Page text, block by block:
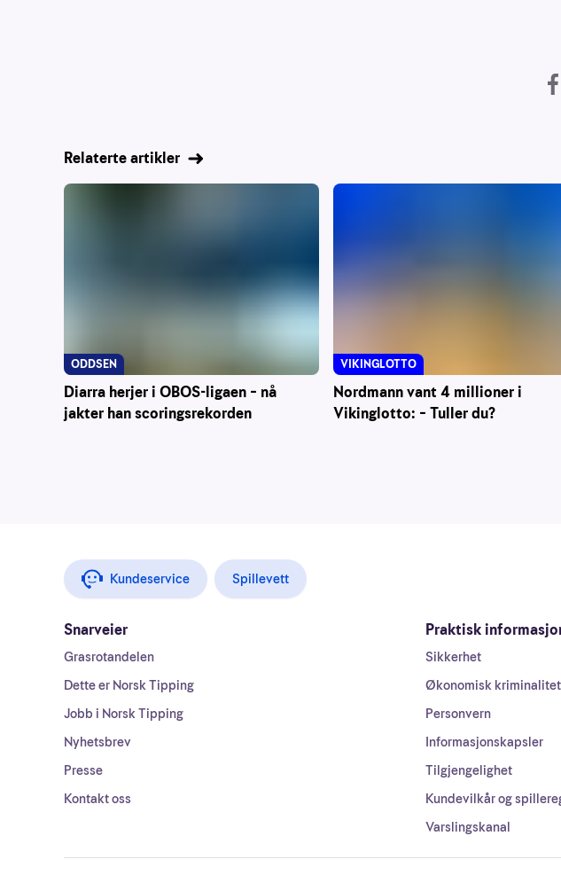
Relaterte artikler
Diarra herjer i OBOS-ligaen – nå
jakter han scoringsrekorden
ODDSEN
Nordmann vant 4 millioner i
Vikinglotto: – Tuller du?
VIKINGLOTTO
Kundeservice Spillevett
Snarveier
Grasrotandelen
Dette er Norsk Tipping
Jobb i Norsk Tipping
Nyhetsbrev
Presse
Kontakt oss
Praktisk
Sikkerhet
Økonomisk kriminalitet
Personvern
Informasjonskapsler
Tilgjengelighet
Kundevilkår og
Varslingskanal